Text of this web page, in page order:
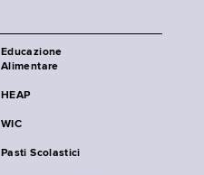
Educazione
Alimentare
HEAP
WIC
Pasti Scolastici